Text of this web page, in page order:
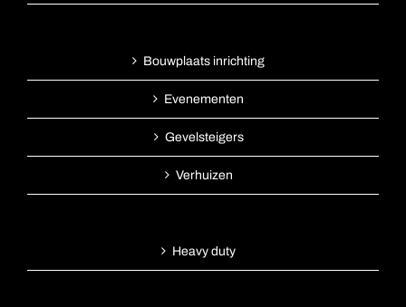
Bouwplaats inrichting
Evenementen
Gevelsteigers
Verhuizen
Heavy duty